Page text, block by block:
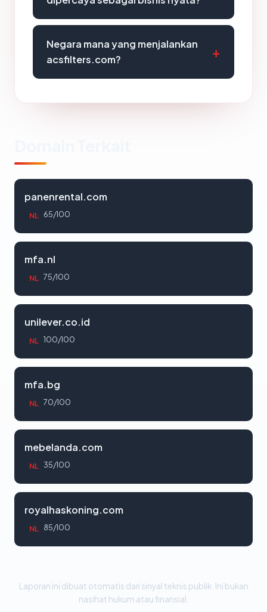
Negara mana yang menjalankan
acsfilters.com?
panenrental.com
NL 65/100
mfa.nl
NL 75/100
unilever.co.id
NL 100/100
mfa.bg
NL 70/100
mebelanda.com
NL 35/100
royalhaskoning.com
NL 85/100
Laporan ini dibuat otomatis dari sinyal teknis publik. Ini bukan
nasihat hukum atau finansial.